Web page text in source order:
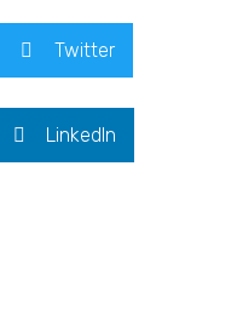
Twitter
LinkedIn